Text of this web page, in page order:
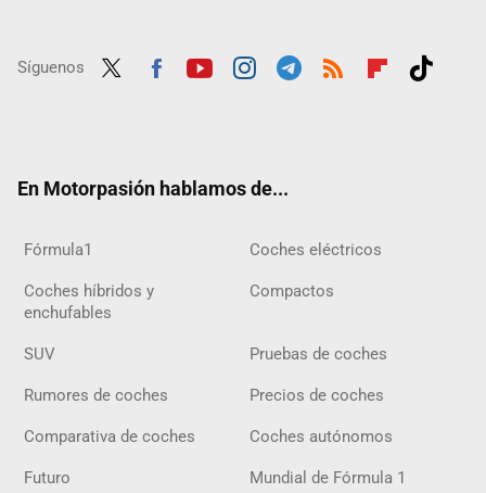
Síguenos
En Motorpasión hablamos de...
Fórmula1 Coches eléctricos
Coches híbridos y
enchufables
Compactos
SUV Pruebas de coches
Rumores de coches Precios de coches
Comparativa de coches Coches autónomos
Futuro Mundial de Fórmula 1